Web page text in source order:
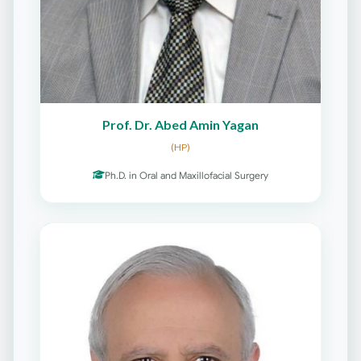
Prof. Dr. Abed Amin Yagan
(HP)
Ph.D. in Oral and Maxillofacial Surgery